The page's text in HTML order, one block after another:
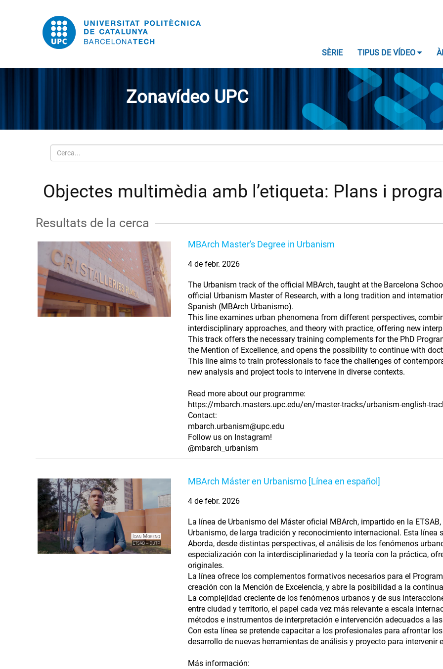
SÈRIE TIPUS DE VÍDEO
Zonavídeo UPC
Cerca
Objectes multimèdia amb l’etiqueta: Plans i
Resultats de la cerca
MBArch Master's Degree in Urbanism
4 de febr. 2026
The Urbanism track of the official MBArch, taught at the Barcelona
official Urbanism Master of Research, with a long tradition and
Spanish (MBArch Urbanismo).
This line examines urban phenomena from different perspectives,
interdisciplinary approaches, and theory with practice, offering new
This track offers the necessary training complements for the PhD
the Mention of Excellence, and opens the possibility to continue with
This line aims to train professionals to face the challenges of
new analysis and project tools to intervene in diverse contexts.
Read more about our programme:
https://mbarch.masters.upc.edu/en/master-tracks/urbanism-english-
Contact:
mbarch.urbanism@upc.edu
Follow us on Instagram!
@mbarch_urbanism
MBArch Máster en Urbanismo [Línea en español]
4 de febr. 2026
La línea de Urbanismo del Máster oficial MBArch, impartido en la
Urbanismo, de larga tradición y reconocimiento internacional. Esta línea
Aborda, desde distintas perspectivas, el análisis de los fenómenos
especialización con la interdisciplinariedad y la teoría con la práctica,
originales.
La línea ofrece los complementos formativos necesarios para el
creación con la Mención de Excelencia, y abre la posibilidad a la
La complejidad creciente de los fenómenos urbanos y de sus
entre ciudad y territorio, el papel cada vez más relevante a escala
métodos e instrumentos de interpretación e intervención adecuados a
Con esta línea se pretende capacitar a los profesionales para afrontar
desarrollo de nuevas herramientas de análisis y proyecto para intervenir
Más información: